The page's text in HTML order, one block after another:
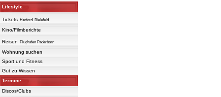
Lifestyle
Tickets Herford Bielefeld
Kino/Filmberichte
Reisen Flughafen Paderborn
Wohnung suchen
Sport und Fitness
Gut zu Wissen
Termine
Discos/Clubs